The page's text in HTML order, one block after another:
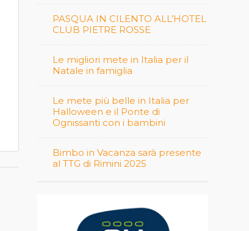
PASQUA IN CILENTO ALL’HOTEL
CLUB PIETRE ROSSE
Le migliori mete in Italia per il
Natale in famiglia
Le mete più belle in Italia per
Halloween e il Ponte di
Ognissanti con i bambini
Bimbo in Vacanza sarà presente
al TTG di Rimini 2025